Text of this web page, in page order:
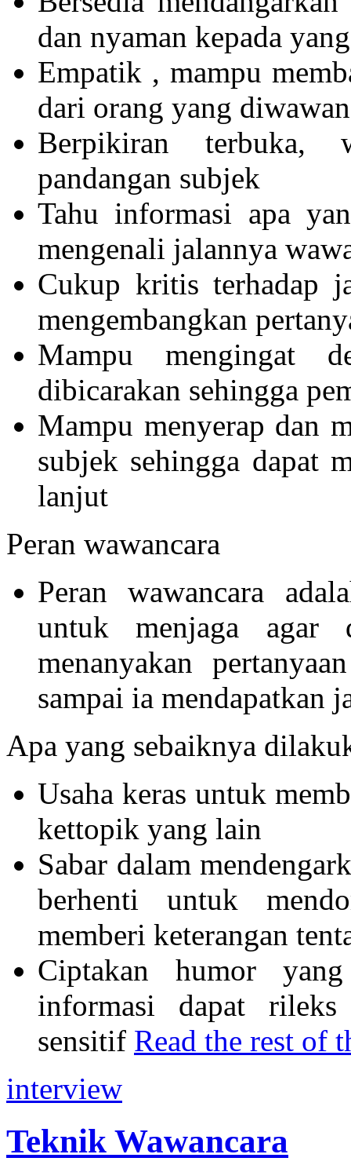
dan nyaman kepada
Empatik , mampu
dari orang yang
Berpikiran terbuka,
pandangan subjek
Tahu informasi apa
mengenali jalannya
Cukup kritis terhadap
mengembangkan
Mampu mengingat
dibicarakan sehingga
Mampu menyerap dan
subjek sehingga dapat
lanjut
Peran wawancara
Peran wawancara
untuk menjaga agar
menanyakan
sampai ia mendapatkan
Apa yang sebaiknya
Usaha keras untuk
kettopik yang lain
Sabar dalam
berhenti untuk
memberi keterangan
Ciptakan humor
informasi dapat
sensitif Read the rest of
interview
Teknik Wawancara